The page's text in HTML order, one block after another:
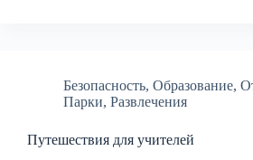
Безопасность, Образование,
Парки, Развлечения
Путешествия для учителей